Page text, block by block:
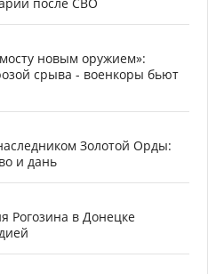
новым оружием»:
срыва - военкоры бьют
Золотой Орды:
и дань
Рогозина в Донецке